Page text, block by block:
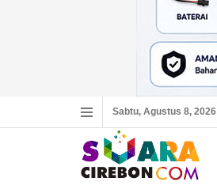
Sabtu, Agustus 8, 2026